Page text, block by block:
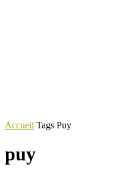
Accueil Tags Puy
puy